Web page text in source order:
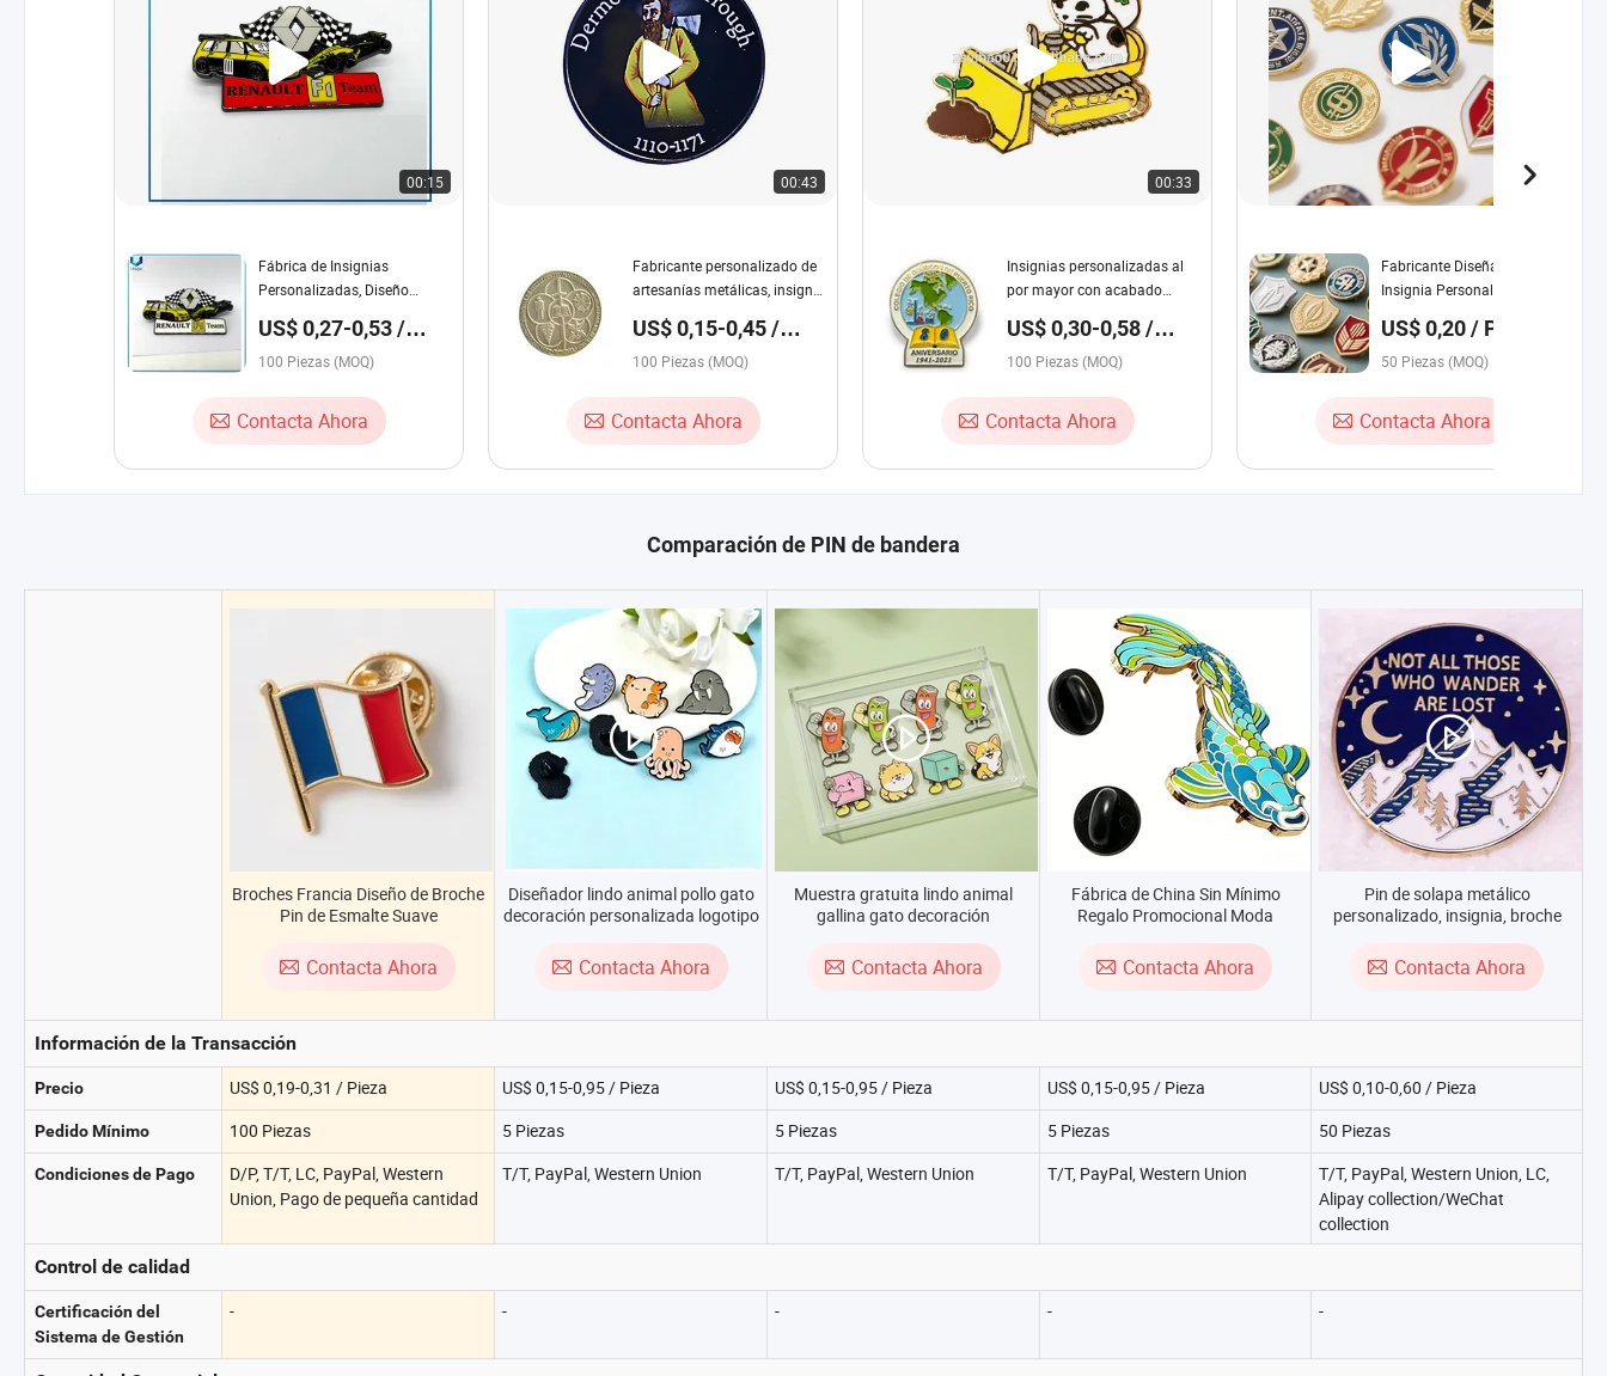
00:15
Fábrica de Insignias
Personalizadas, Diseño
Esmalte al por Mayor, Francia
F1 Insignia de Pin en Níquel
US$ 0,27-0,53 /
Pieza
100 Piezas (MOQ)
Contacta Ahora
00:43
Fabricante personalizado de
artesanías metálicas, insignia
pin de solapa de esmalte
duro Dermort Macmurrough
US$ 0,15-0,45 /
Pieza
100 Piezas (MOQ)
Contacta Ahora
00:33
Insignias personalizadas al
por mayor con acabado
US$ 0,30-0,58 /
Pieza
100 Piezas (MOQ)
Contacta Ahora
00:38
Fabricante Diseña Tu Propio
Insignia Personalizada
Pines de Esmalte para
Solapa
US$ 0,20 / Pieza
50 Piezas (MOQ)
Contacta Ahora
Comparación de PIN de bandera
Broches Francia Diseño de Broche
Pin de Esmalte Suave
Contacta Ahora
Diseñador lindo animal pollo gato
decoración personalizada logotipo
para sombrero ropa
Contacta Ahora
Muestra gratuita lindo animal
gallina gato decoración
insignias de esmalte duro para
sombrero ropa
Contacta Ahora
Fábrica de China Sin Mínimo
Regalo Promocional Moda
Solapa de Esmalte
Contacta Ahora
Pin de solapa metálico
personalizado, insignia, broche
Contacta Ahora
Información de la Transacción
Precio US$ 0,19-0,31 / Pieza US$ 0,15-0,95 / Pieza US$ 0,15-0,95 / Pieza US$ 0,15-0,95 / Pieza US$ 0,10-0,60 / Pieza
Pedido Mínimo 100 Piezas 5 Piezas 5 Piezas 5 Piezas 50 Piezas
Condiciones de Pago
D/P, T/T, LC, PayPal, Western
Union, Pago de pequeña cantidad
T/T, PayPal, Western Union T/T, PayPal, Western Union T/T, PayPal, Western Union
T/T, PayPal, Western Union, LC,
Alipay collection/WeChat
collection
Control de calidad
Certificación del
Sistema de Gestión
- - - - -